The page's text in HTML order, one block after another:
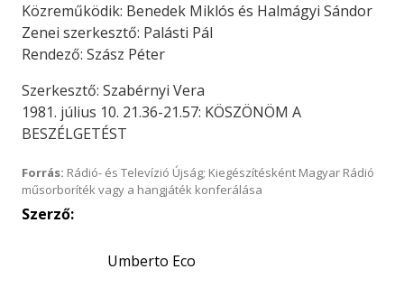
Közreműködik: Benedek Miklós és Halmágyi Sándor
Zenei szerkesztő: Palásti Pál
Rendező: Szász Péter
Szerkesztő: Szabérnyi Vera
1981. július 10. 21.36-21.57: KÖSZÖNÖM A
BESZÉLGETÉST
Forrás: Rádió- és Televízió Újság; Kiegészítésként Magyar Rádió
műsorboríték vagy a hangjáték konferálása
Szerző:
Umberto Eco